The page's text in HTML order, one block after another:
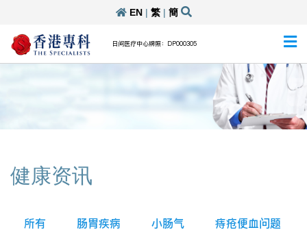
EN| 繁| 簡
日间医疗中心牌照：DP000305
健康资讯
所有 肠胃疾病 小肠气
痔疮便血问题